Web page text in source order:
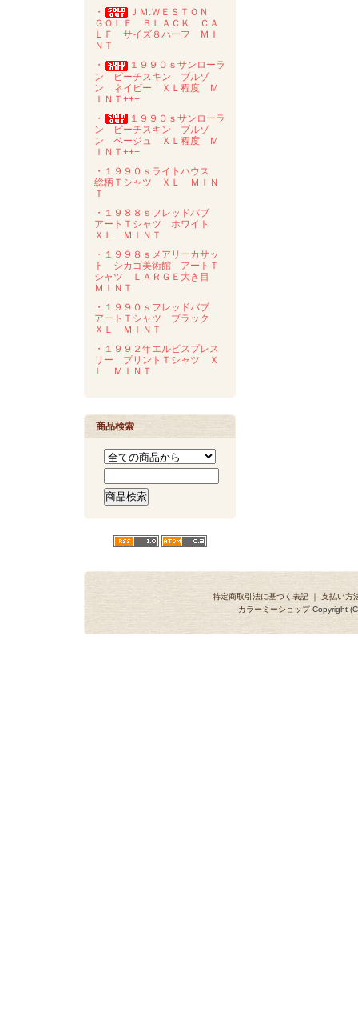
・
ＪＭ.ＷＥＳＴＯＮ
ＧＯＬＦ ＢＬＡＣＫ ＣＡ
ＬＦ サイズ８ハーフ ＭＩ
ＮＴ
・
１９９０ｓサンローラ
ン ピーチスキン ブルゾ
ン ネイビー ＸＬ程度 Ｍ
ＩＮＴ+++
・
１９９０ｓサンローラ
ン ピーチスキン ブルゾ
ン ベージュ ＸＬ程度 Ｍ
ＩＮＴ+++
・１９９０ｓライトハウス
総柄Ｔシャツ ＸＬ ＭＩＮ
Ｔ
・１９８８ｓフレッドバブ
アートＴシャツ ホワイト
ＸＬ ＭＩＮＴ
・１９９８ｓメアリーカサッ
ト シカゴ美術館 アートＴ
シャツ ＬＡＲＧＥ大き目
ＭＩＮＴ
・１９９０ｓフレッドバブ
アートＴシャツ ブラック
ＸＬ ＭＩＮＴ
・１９９２年エルビスプレス
リー プリントＴシャツ Ｘ
Ｌ ＭＩＮＴ
商品検索
特定商取引法に基づく表記 ｜ 支払い方
カラーミーショップCopyright